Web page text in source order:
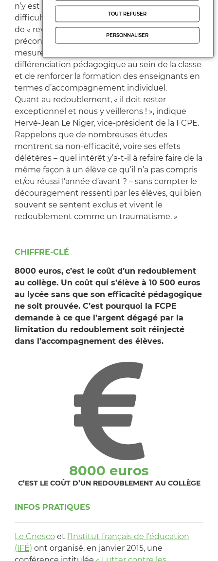
n’y est pas en matière de prise en charge des
difficultés scolaires. C’est pourquoi, plutôt que
de « revenir » sur le redoublement, la FCPE
préconise aujourd’hui d’aller jusqu’au bout de la
mesure, c’est-à-dire de développer la
différenciation pédagogique au sein de la classe
et de renforcer la formation des enseignants en
termes d’accompagnement individuel.
Quant au redoublement, « il doit rester
exceptionnel et nous y veillerons ! », indique
Hervé-Jean Le Niger, vice-président de la FCPE.
Rappelons que de nombreuses études
montrent sa non-efficacité, voire ses effets
délétères – quel intérêt y’a-t-il à refaire faire de la
même façon à un élève ce qu’il n’a pas compris
et/ou réussi l’année d’avant ? – sans compter le
découragement ressenti par les élèves, qui bien
souvent se sentent exclus et vivent le
redoublement comme un traumatisme. »
CHIFFRE-CLÉ
8000 euros, c’est le coût d’un redoublement
au collège. Un coût qui s’élève à 10 500 euros
au lycée sans que son efficacité pédagogique
ne soit prouvée. C’est pourquoi la FCPE
demande à ce que l’argent dégagé par la
limitation du redoublement soit réinjecté
dans l’accompagnement des élèves.
8000 euros
C’EST LE COÛT D’UN REDOUBLEMENT AU COLLÈGE
INFOS PRATIQUES
Le Cnesco et l’Institut français de l’éducation
(IFÉ) ont organisé, en janvier 2015, une
TOUT REFUSER
PERSONNALISER